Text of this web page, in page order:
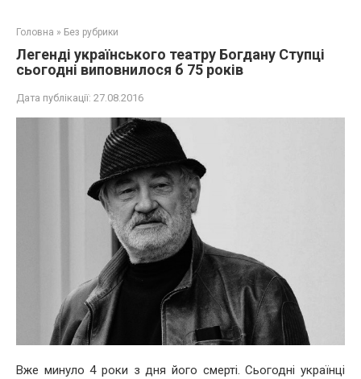
Головна » Без рубрики
Легенді українського театру Богдану Ступці
сьогодні виповнилося б 75 років
Дата публікації: 27.08.2016
Вже минуло 4 роки з дня його смерті. Сьогодні українці